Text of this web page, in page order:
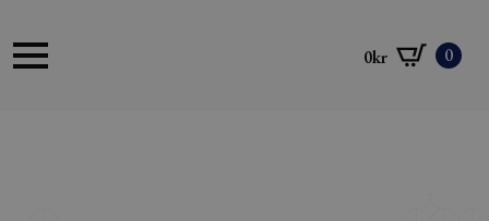
0kr 0